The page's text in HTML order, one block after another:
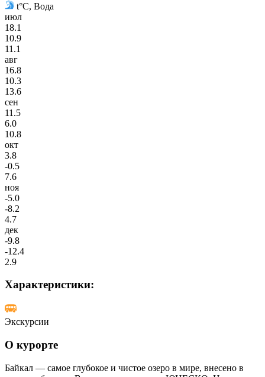
t°C, Вода
июл
18.1
10.9
11.1
авг
16.8
10.3
13.6
сен
11.5
6.0
10.8
окт
3.8
-0.5
7.6
ноя
-5.0
-8.2
4.7
дек
-9.8
-12.4
2.9
Характеристики:
Экскурсии
О курорте
Байкал — самое глубокое и чистое озеро в мире, внесено в